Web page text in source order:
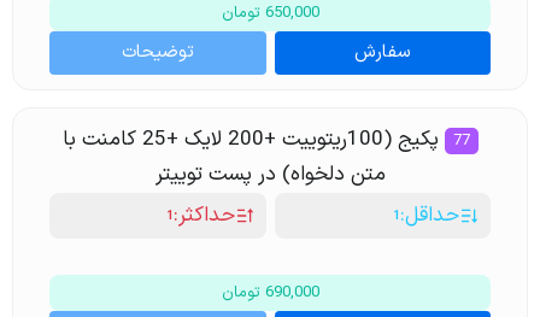
650,000 تومان
سفارش توضیحات
77
پکیج (100ریتوییت +200 لایک +25 کامنت با
متن دلخواه) در پست توییتر
حداقل: 1 حداکثر: 1
690,000 تومان